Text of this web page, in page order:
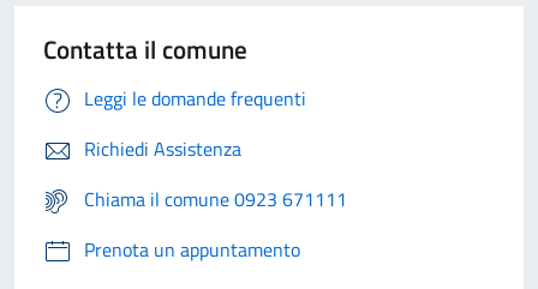
Contatta il comune
Leggi le domande frequenti
Richiedi Assistenza
Chiama il comune 0923 671111
Prenota un appuntamento